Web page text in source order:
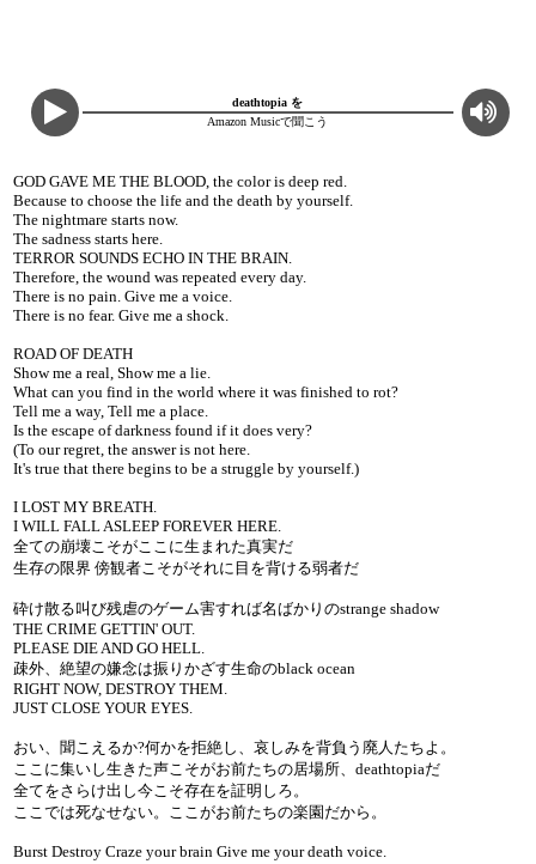
deathtopia を
Amazon Musicで聞こう
GOD GAVE ME THE BLOOD, the color is deep red.
Because to choose the life and the death by yourself.
The nightmare starts now.
The sadness starts here.
TERROR SOUNDS ECHO IN THE BRAIN.
Therefore, the wound was repeated every day.
There is no pain. Give me a voice.
There is no fear. Give me a shock.
ROAD OF DEATH
Show me a real, Show me a lie.
What can you find in the world where it was finished to rot?
Tell me a way, Tell me a place.
Is the escape of darkness found if it does very?
(To our regret, the answer is not here.
It's true that there begins to be a struggle by yourself.)
I LOST MY BREATH.
I WILL FALL ASLEEP FOREVER HERE.
全ての崩壊こそがここに生まれた真実だ
生存の限界 傍観者こそがそれに目を背ける弱者だ
砕け散る叫び残虐のゲーム害すれば名ばかりのstrange shadow
THE CRIME GETTIN' OUT.
PLEASE DIE AND GO HELL.
疎外、絶望の嫌念は振りかざす生命のblack ocean
RIGHT NOW, DESTROY THEM.
JUST CLOSE YOUR EYES.
おい、聞こえるか?何かを拒絶し、哀しみを背負う廃人たちよ。
ここに集いし生きた声こそがお前たちの居場所、deathtopiaだ
全てをさらけ出し今こそ存在を証明しろ。
ここでは死なせない。ここがお前たちの楽園だから。
Burst Destroy Craze your brain Give me your death voice.